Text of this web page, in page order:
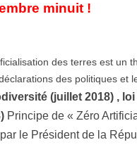
minuit !
des terres est un
des politiques et
(juillet 2018) ,
Principe de « Zéro
le Président de la